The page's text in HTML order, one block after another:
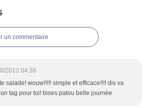
un commentaire
2013 04:38
salade! wouw!!!!! simple et efficace!!!! dis va
tag pour toi! bises patou belle journée